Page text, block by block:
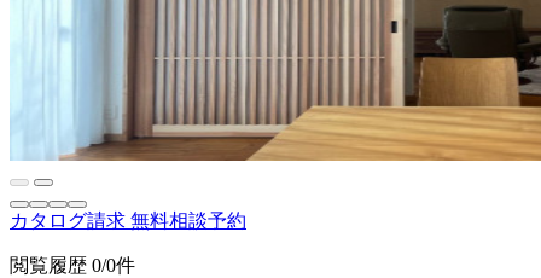
カタログ請求 無料相談予約
閲覧履歴 0/0件